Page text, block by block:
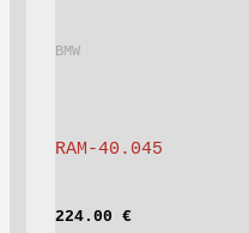
BMW
RAM-40.045
224.00 €